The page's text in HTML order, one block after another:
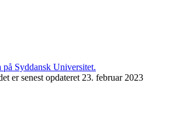
er senest opdateret 23. februar 2023